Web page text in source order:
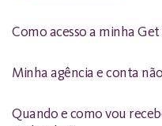
Como acesso a minha
Minha agência e conta
Quando e como vou